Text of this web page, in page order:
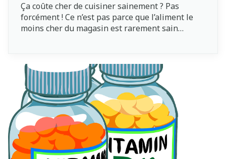
Ça coûte cher de cuisiner sainement ? Pas
forcément ! Ce n’est pas parce que l’aliment le
moins cher du magasin est rarement sain
ruiner.